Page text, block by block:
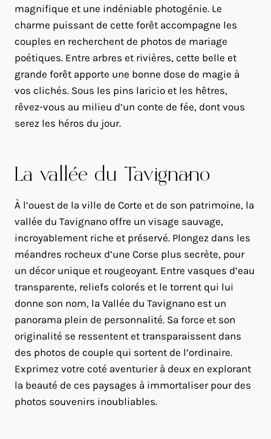
magnifique et une indéniable photogénie. Le
charme puissant de cette forêt accompagne les
couples en recherchent de photos de mariage
poétiques. Entre arbres et rivières, cette belle et
grande forêt apporte une bonne dose de magie à
vos clichés. Sous les pins laricio et les hêtres,
rêvez-vous au milieu d’un conte de fée, dont vous
serez les héros du jour.
La vallée du Tavignano
À l’ouest de la ville de Corte et de son patrimoine, la
vallée du Tavignano offre un visage sauvage,
incroyablement riche et préservé. Plongez dans les
méandres rocheux d’une Corse plus secrète, pour
un décor unique et rougeoyant. Entre vasques d’eau
transparente, reliefs colorés et le torrent qui lui
donne son nom, la Vallée du Tavignano est un
panorama plein de personnalité. Sa force et son
originalité se ressentent et transparaissent dans
des photos de couple qui sortent de l’ordinaire.
Exprimez votre coté aventurier à deux en explorant
la beauté de ces paysages à immortaliser pour des
photos souvenirs inoubliables.